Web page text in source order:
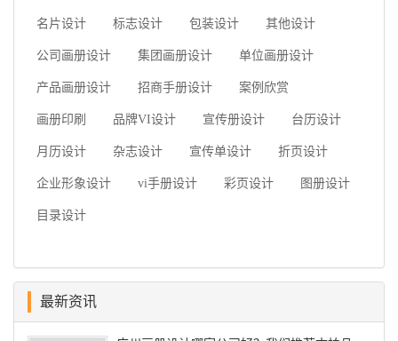
名片设计 标志设计 包装设计 其他设计
公司画册设计 集团画册设计 单位画册设计
产品画册设计 招商手册设计 案例欣赏
画册印刷 品牌VI设计 宣传册设计 台历设计
月历设计 杂志设计 宣传单设计 折页设计
企业形象设计 vi手册设计 彩页设计 图册设计
目录设计
最新资讯